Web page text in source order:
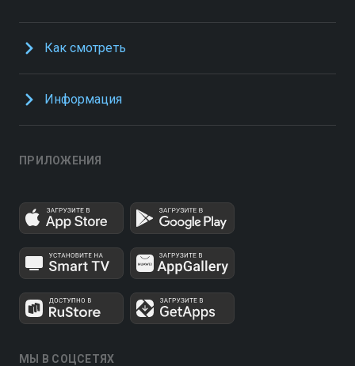
Как смотреть
Информация
ПРИЛОЖЕНИЯ
МЫ В СОЦСЕТЯХ